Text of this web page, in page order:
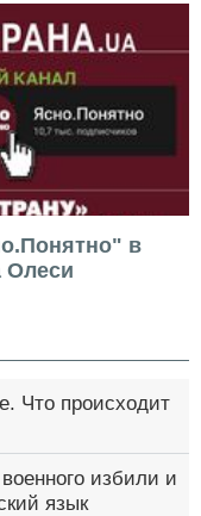
в
Олеси
Что происходит
избили и
язык